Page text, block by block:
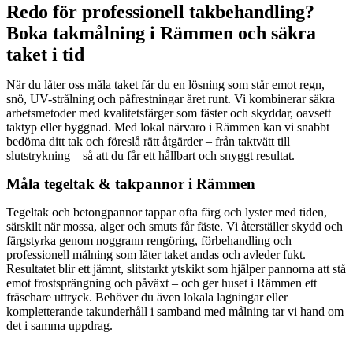
Redo för professionell takbehandling?
Boka takmålning i Rämmen och säkra
taket i tid
När du låter oss måla taket får du en lösning som står emot regn,
snö, UV-strålning och påfrestningar året runt. Vi kombinerar säkra
arbetsmetoder med kvalitetsfärger som fäster och skyddar, oavsett
taktyp eller byggnad. Med lokal närvaro i Rämmen kan vi snabbt
bedöma ditt tak och föreslå rätt åtgärder – från taktvätt till
slutstrykning – så att du får ett hållbart och snyggt resultat.
Måla tegeltak & takpannor i Rämmen
Tegeltak och betongpannor tappar ofta färg och lyster med tiden,
särskilt när mossa, alger och smuts får fäste. Vi återställer skydd och
färgstyrka genom noggrann rengöring, förbehandling och
professionell målning som låter taket andas och avleder fukt.
Resultatet blir ett jämnt, slitstarkt ytskikt som hjälper pannorna att stå
emot frostsprängning och påväxt – och ger huset i Rämmen ett
fräschare uttryck. Behöver du även lokala lagningar eller
kompletterande takunderhåll i samband med målning tar vi hand om
det i samma uppdrag.